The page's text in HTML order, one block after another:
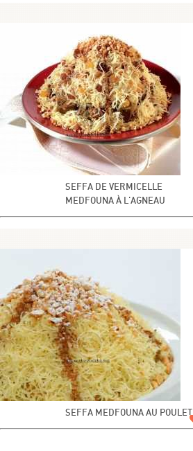
SEFFA DE VERMICELLE
MEDFOUNA À L'AGNEAU
SEFFA MEDFOUNA AU POULET